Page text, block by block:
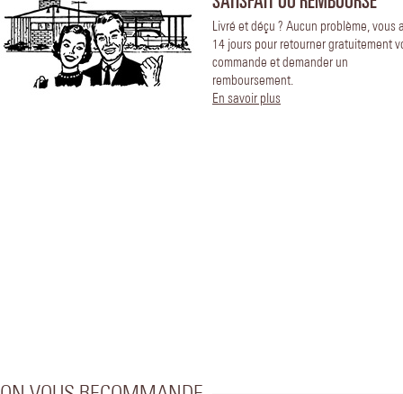
Livré et déçu ? Aucun problème, vous
14 jours pour retourner gratuitement
commande et demander un
remboursement.
En savoir plus